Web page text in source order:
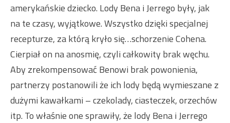
amerykańskie dziecko. Lody Bena i Jerrego były, jak
na te czasy, wyjątkowe. Wszystko dzięki specjalnej
recepturze, za którą kryło się…schorzenie Cohena.
Cierpiał on na anosmię, czyli całkowity brak węchu.
Aby zrekompensować Benowi brak powonienia,
partnerzy postanowili że ich lody będą wymieszane z
dużymi kawałkami – czekolady, ciasteczek, orzechów
itp. To właśnie one sprawiły, że lody Bena i Jerrego